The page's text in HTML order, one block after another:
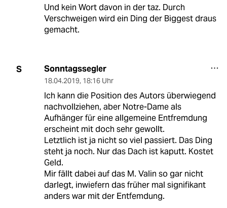
Und kein Wort davon in der taz. Durch
Verschweigen wird ein Ding der Biggest draus
gemacht.
S Sonntagssegler
18.04.2019, 18:16 Uhr
Ich kann die Position des Autors überwiegend
nachvollziehen, aber Notre-Dame als
Aufhänger für eine allgemeine Entfremdung
erscheint mit doch sehr gewollt.
Letztlich ist ja nicht so viel passiert. Das Ding
steht ja noch. Nur das Dach ist kaputt. Kostet
Geld.
Mir fällt dabei auf das M. Valin so gar nicht
darlegt, inwiefern das früher mal signifikant
anders war mit der Entfemdung.